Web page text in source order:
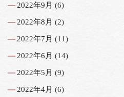
2022年9月 (6)
2022年8月 (2)
2022年7月 (11)
2022年6月 (14)
2022年5月 (9)
2022年4月 (6)